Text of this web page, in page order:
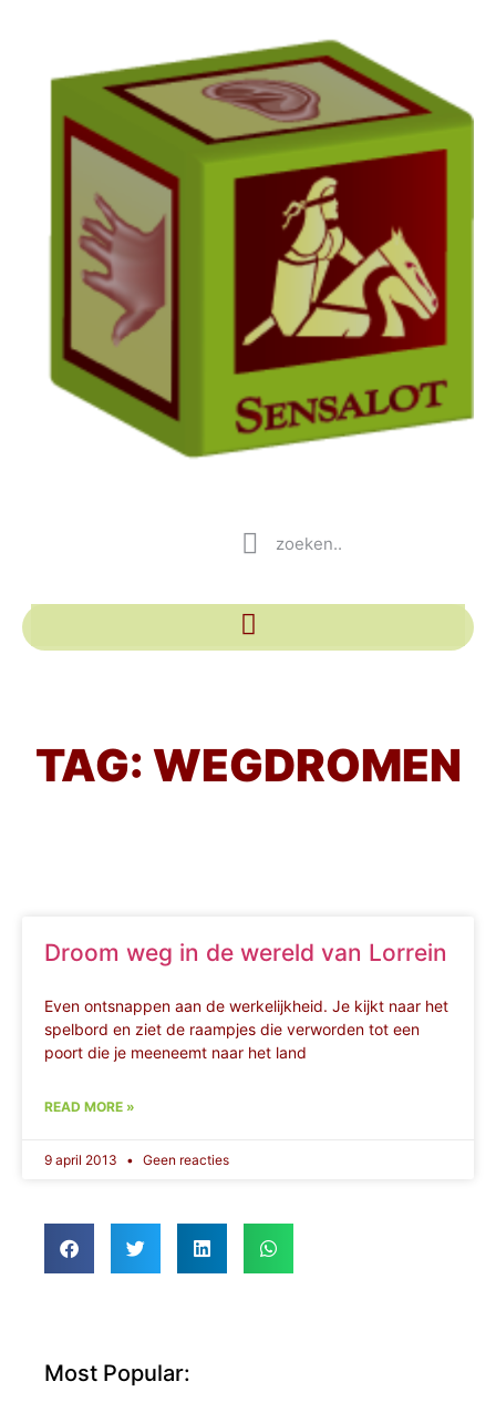
TAG: WEGDROMEN
Droom weg in de wereld van Lorrein
Even ontsnappen aan de werkelijkheid. Je kijkt naar het
spelbord en ziet de raampjes die verworden tot een
poort die je meeneemt naar het land
READ MORE »
9 april 2013 Geen reacties
Most Popular: